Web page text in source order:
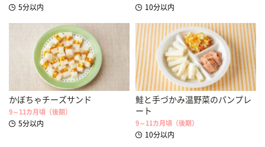
5分以内 10分以内
かぼちゃチーズサンド
9～11カ月頃（後期）
5分以内
鮭と手づかみ温野菜のパンプレ
ート
9～11カ月頃（後期）
10分以内